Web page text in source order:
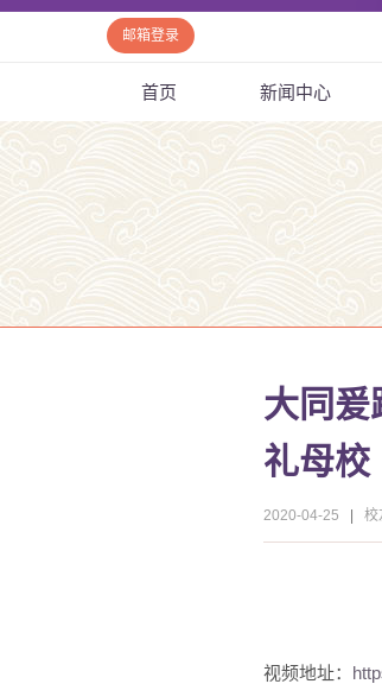
邮箱登录
首页 新闻中心
大同爰
礼母校
2020-04-25 校
视频地址：